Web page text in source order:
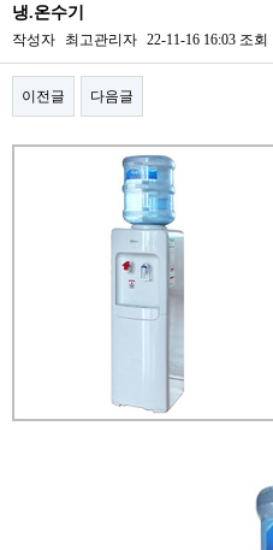
냉.온수기
작성자 최고관리자 22-11-16 16:03 조회
이전글 다음글